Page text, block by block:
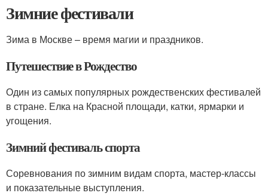
Зимние фестивали
Зима в Москве – время магии и праздников.
Путешествие в Рождество
Один из самых популярных рождественских фестивалей
в стране. Елка на Красной площади, катки, ярмарки и
угощения.
Зимний фестиваль спорта
Соревнования по зимним видам спорта, мастер-классы
и показательные выступления.